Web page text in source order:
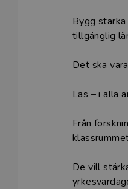
Bygg
tillgänglig
Det ska
Läs – i alla
Från
De vill